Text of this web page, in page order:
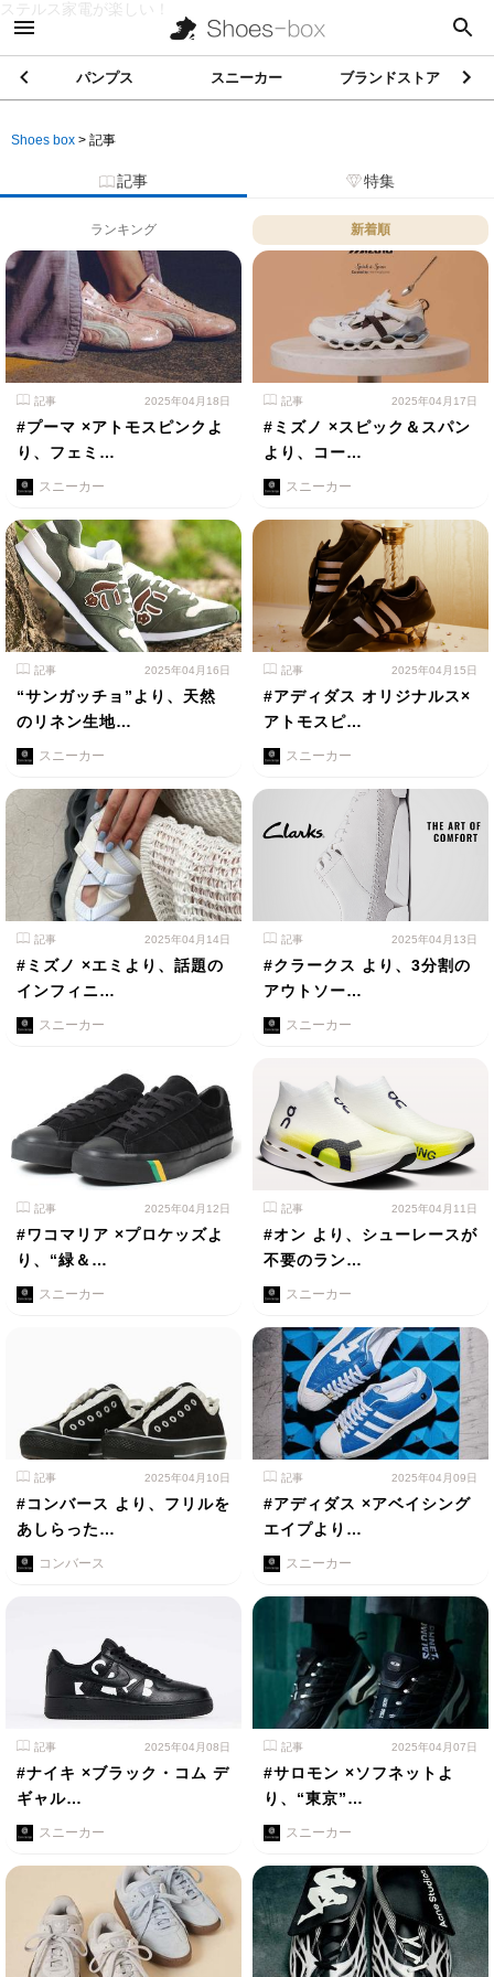
ステルス家電が楽しい！
パンプス スニーカー ブランドストア
Shoes box > 記事
記事 特集
ランキング 新着順
記事 2025年04月18日
#プーマ ×アトモスピンクよ
り、フェミ…
スニーカー
記事 2025年04月17日
#ミズノ ×スピック＆スパン
より、コー…
スニーカー
記事 2025年04月16日
“サンガッチョ”より、天然
のリネン生地…
スニーカー
記事 2025年04月15日
#アディダス オリジナルス×
アトモスピ…
スニーカー
記事 2025年04月14日
#ミズノ ×エミより、話題の
インフィニ…
スニーカー
記事 2025年04月13日
#クラークス より、3分割の
アウトソー…
スニーカー
記事 2025年04月12日
#ワコマリア ×プロケッズよ
り、“緑＆…
スニーカー
記事 2025年04月11日
#オン より、シューレースが
不要のラン…
スニーカー
記事 2025年04月10日
#コンバース より、フリルを
あしらった…
コンバース
記事 2025年04月09日
#アディダス ×アベイシング
エイプより…
スニーカー
記事 2025年04月08日
#ナイキ ×ブラック・コム デ
ギャル…
スニーカー
記事 2025年04月07日
#サロモン ×ソフネットよ
り、“東京”…
スニーカー